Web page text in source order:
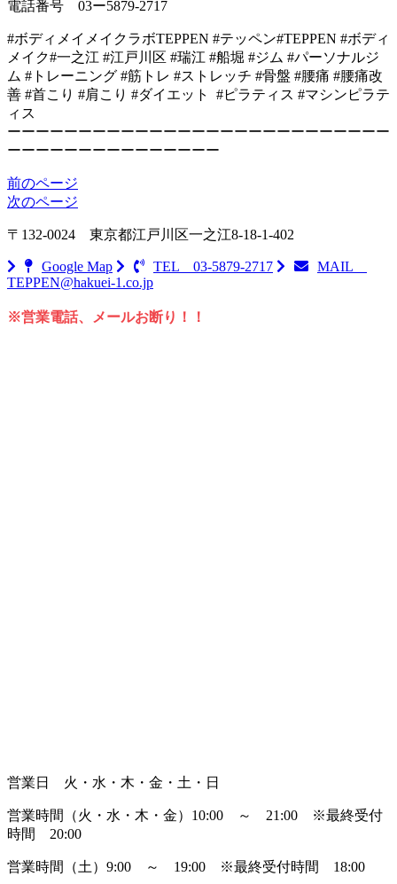
電話番号 03ー5879-2717
#ボディメイメイクラボTEPPEN #テッペン#TEPPEN #ボディ
メイク#一之江 #江戸川区 #瑞江 #船堀 #ジム #パーソナルジ
ム #トレーニング #筋トレ #ストレッチ #骨盤 #腰痛 #腰痛改
善 #首こり #肩こり #ダイエット #ピラティス #マシンピラテ
ィス
ーーーーーーーーーーーーーーーーーーーーーーーーーーー
ーーーーーーーーーーーーーーー
前のページ
次のページ
〒132-0024 東京都江戸川区一之江8-18-1-402
Google Map TEL 03-5879-2717
MAIL
TEPPEN@hakuei-1.co.jp
※営業電話、メールお断り！！
営業日 火・水・木・金・土・日
営業時間（火・水・木・金）10:00 ～ 21:00
※最終受付
時間 20:00
営業時間（土）9:00 ～ 19:00 ※最終受付時間 18:00